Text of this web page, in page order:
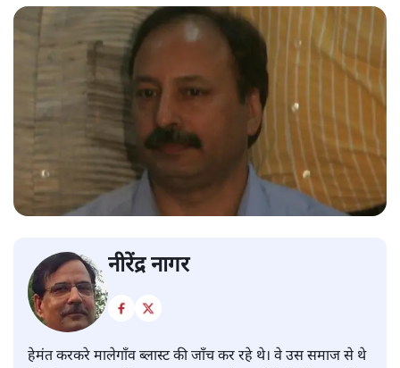
नीरेंद्र नागर
हेमंत करकरे मालेगाँव ब्लास्ट की जाँच कर रहे थे। वे उस समाज से थे